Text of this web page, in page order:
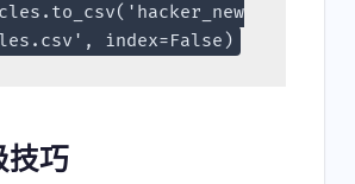
index=False)
技巧